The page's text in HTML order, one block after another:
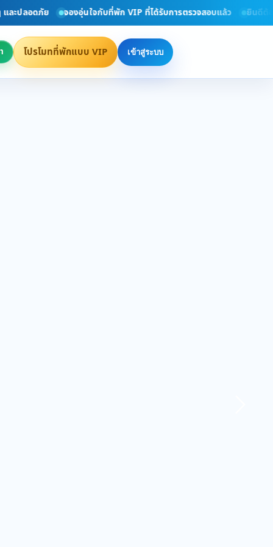
ปลอดภัย จองอุ่นใจกับที่พัก VIP ที่ได้รับการตรวจสอบแล้ว ยินดีต้อน
โปรโมทที่พักแบบ VIP เข้าสู่ระบบ